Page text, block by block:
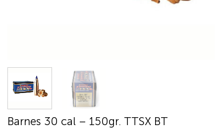
Barnes 30 cal – 150gr. TTSX BT